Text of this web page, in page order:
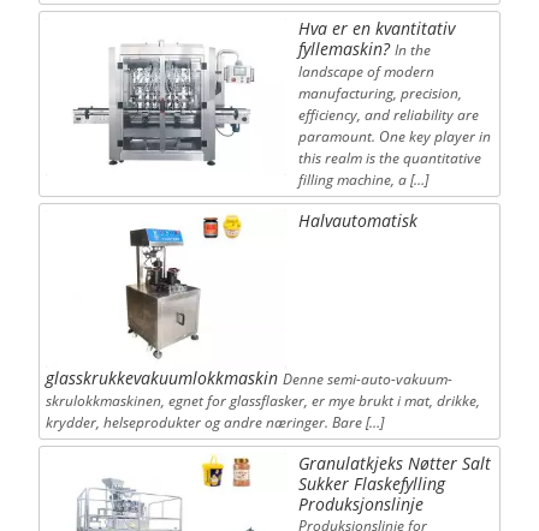
Hva er en kvantitativ
fyllemaskin? In the
landscape of modern
manufacturing, precision,
efficiency, and reliability are
paramount. One key player in
this realm is the quantitative
filling machine, a […]
Halvautomatisk
glasskrukkevakuumlokkmaskin Denne semi-auto-vakuum-
skrulokkmaskinen, egnet for glassflasker, er mye brukt i mat, drikke,
krydder, helseprodukter og andre næringer. Bare […]
Granulatkjeks Nøtter Salt
Sukker Flaskefylling
Produksjonslinje
Produksjonslinje for